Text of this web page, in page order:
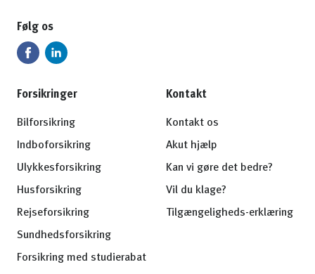
Følg os
Forsikringer
Bilforsikring
Indboforsikring
Ulykkesforsikring
Husforsikring
Rejseforsikring
Sundhedsforsikring
Forsikring med studierabat
Kontakt
Kontakt os
Akut hjælp
Kan vi gøre det bedre?
Vil du klage?
Tilgængeligheds-erklæring